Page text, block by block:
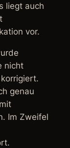
liegt auch
vor.
nicht
genau
Im Zweifel